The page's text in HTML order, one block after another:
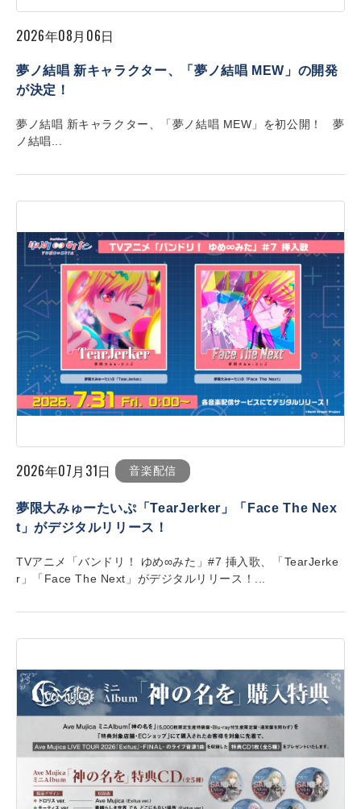
2026年08月06日
夢ノ結唱 新キャラクター、「夢ノ結唱 MEW」の開発
が決定！
夢ノ結唱 新キャラクター、「夢ノ結唱 MEW」を初公開！ 夢
ノ結唱...
2026年07月31日 音楽配信
夢限大みゅーたいぷ「TearJerker」「Face The Nex
t」がデジタルリリース！
TVアニメ「バンドリ！ ゆめ∞みた」#7 挿入歌、「TearJerke
r」「Face The Next」がデジタルリリース！...